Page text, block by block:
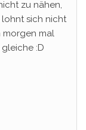
zu nähen,
sich nicht
morgen mal
:D